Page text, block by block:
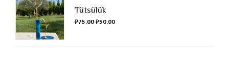
Tütsülük
₺75,00 ₺50,00